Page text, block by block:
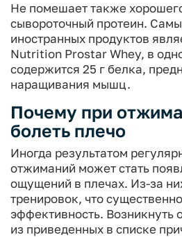
Не помешает также
сывороточный протеин.
иностранных продуктов
Nutrition Prostar Whey, в
содержится 25 г белка,
наращивания мышц.
Почему при
болеть плечо
Иногда результатом
отжиманий может стать
ощущений в плечах. Из-за
тренировок, что
эффективность. Возникнуть
из приведенных в списке